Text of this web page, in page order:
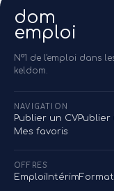
dom
emploi
N°1 de l'emploi dans
keldom.
NAVIGATION
Publier un CV
Mes favoris
OFFRES
EmploiIntérim